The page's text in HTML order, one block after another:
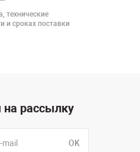
технические
и сроках поставки
на рассылку
OK